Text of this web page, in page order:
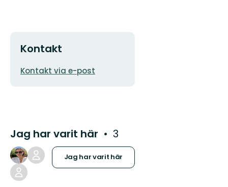
Kontakt
E-
Kontakt via e-post
Jag har varit här 3
Jag har varit här